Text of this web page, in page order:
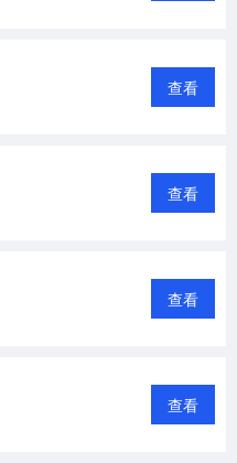
查看
查看
查看
查看